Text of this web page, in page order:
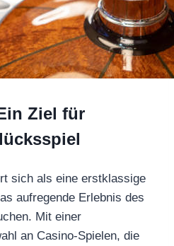
Ziel für
sich als eine erstklassige
aufregende Erlebnis des
Mit einer
an Casino-Spielen, die